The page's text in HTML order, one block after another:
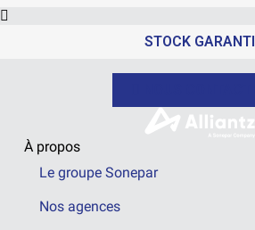
STOCK GARANTI
À propos
Le groupe Sonepar
Nos agences